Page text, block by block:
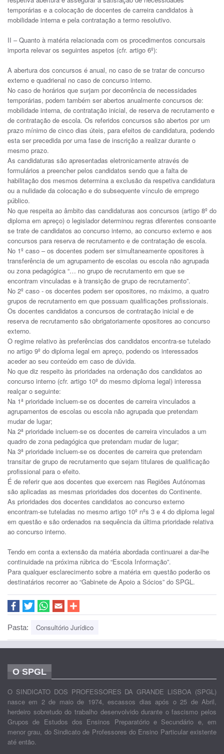
temporárias e a colocação de docentes de carreira candidatos à
mobilidade interna e pela contratação a termo resolutivo.
II – Quanto à matéria relacionada com os procedimentos concursais
importa relevar os seguintes aspetos (cfr. artigo 6º):
A abertura dos concursos é anual, no caso de se tratar de concurso
externo e quadrienal no caso de concurso interno.
No caso de horários que surjam por decorrência de necessidades
temporárias, podem também ser abertos anualmente concursos de:
mobilidade interna, de contratação inicial, de reserva de recrutamento e
de contratação de escola. Os referidos concursos são abertos por um
prazo mínimo de cinco dias úteis, para efeitos de candidatura, podendo
esta ser precedida por uma fase de inscrição a realizar durante o
mesmo prazo.
As candidaturas são apresentadas eletronicamente através de
formulários a preencher pelos candidatos sendo que a falta de
habilitação dos mesmos determina a exclusão da respetiva candidatura
ou a nulidade da colocação e do subsequente vínculo de emprego
público.
No que respeita ao âmbito das candidaturas aos concursos (artigo 8º do
diploma em apreço) o legislador determinou regras diferentes consoante
se trate de candidatos ao concurso interno, ao concurso externo e aos
concursos para reserva de recrutamento e de contratação de escola.
No 1º caso – os docentes podem ser simultaneamente opositores à
transferência de um agrupamento de escolas ou escola não agrupada
ou zona pedagógica “… no grupo de recrutamento em que se
encontram vinculadas e à transição de grupo de recrutamento”.
No 2º caso - os docentes podem ser opositores, no máximo, a quatro
grupos de recrutamento em que possuam qualificações profissionais.
Os docentes candidatos a concursos de contratação inicial e de
reserva de recrutamento são obrigatoriamente opositores ao concurso
externo.
O regime relativo às preferências dos candidatos encontra-se tutelado
no artigo 9º do diploma legal em apreço, podendo os interessados
aceder ao seu conteúdo em caso de dúvida.
No que diz respeito às prioridades na ordenação dos candidatos ao
concurso interno (cfr. artigo 10º do mesmo diploma legal) interessa
realçar o seguinte:
Na 1ª prioridade incluem-se os docentes de carreira vinculados a
agrupamentos de escolas ou escola não agrupada que pretendam
mudar de lugar;
Na 2ª prioridade incluem-se os docentes de carreira vinculados a um
quadro de zona pedagógica que pretendam mudar de lugar;
Na 3ª prioridade incluem-se os docentes de carreira que pretendam
transitar de grupo de recrutamento que sejam titulares de qualificação
profissional para o efeito.
É de referir que aos docentes que exercem nas Regiões Autónomas
são aplicadas as mesmas prioridades dos docentes do Continente.
As prioridades dos docentes candidatos ao concurso externo
encontram-se tuteladas no mesmo artigo 10º nºs 3 e 4 do diploma legal
em questão e são ordenados na sequência da última prioridade relativa
ao concurso interno.
Tendo em conta a extensão da matéria abordada continuarei a dar-lhe
continuidade na próxima rúbrica do “Escola Informação”.
Para qualquer esclarecimento sobre a matéria em questão poderão os
destinatários recorrer ao “Gabinete de Apoio a Sócios” do SPGL.
Pasta: Consultório Jurídico
O SPGL
O SINDICATO DOS PROFESSORES DA GRANDE LISBOA (SPGL)
nasce em 2 de maio de 1974, escassos dias após o 25 de Abril,
herdeiro sobretudo do trabalho desenvolvido durante o fascismo pelos
Grupos de Estudos dos Ensinos Preparatório e Secundário e, em
menor grau, do Sindicato de Professores do Ensino Particular existente
até então.